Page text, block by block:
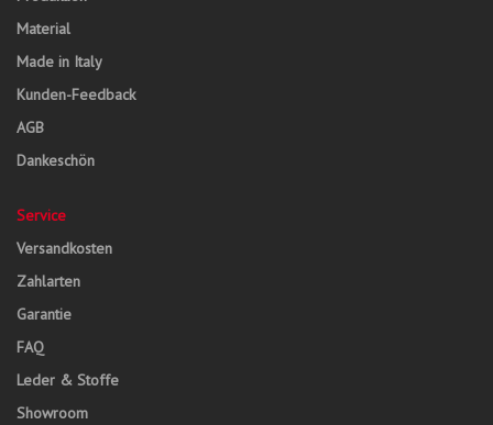
Material
Made in Italy
Kunden-Feedback
AGB
Dankeschön
Service
Versandkosten
Zahlarten
Garantie
FAQ
Leder & Stoffe
Showroom